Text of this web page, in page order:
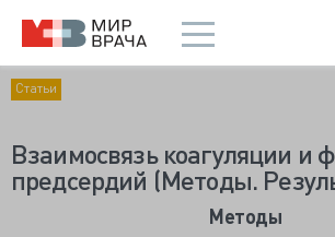
Статьи
Взаимосвязь коагуляции и
предсердий (Методы.
Методы